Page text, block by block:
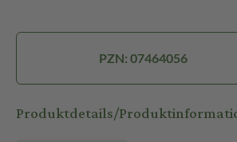
PZN: 07464056
Produktdetails/